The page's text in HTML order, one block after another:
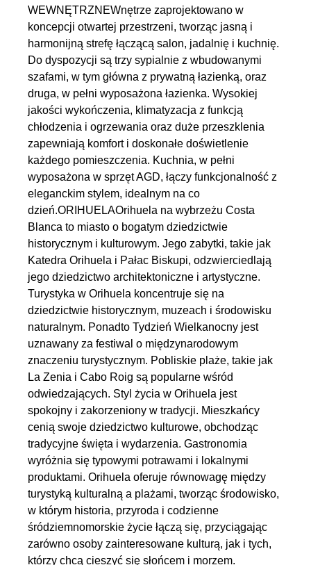
WEWNĘTRZNEWnętrze zaprojektowano w
koncepcji otwartej przestrzeni, tworząc jasną i
harmonijną strefę łączącą salon, jadalnię i kuchnię.
Do dyspozycji są trzy sypialnie z wbudowanymi
szafami, w tym główna z prywatną łazienką, oraz
druga, w pełni wyposażona łazienka. Wysokiej
jakości wykończenia, klimatyzacja z funkcją
chłodzenia i ogrzewania oraz duże przeszklenia
zapewniają komfort i doskonałe doświetlenie
każdego pomieszczenia. Kuchnia, w pełni
wyposażona w sprzęt AGD, łączy funkcjonalność z
eleganckim stylem, idealnym na co
dzień.ORIHUELAOrihuela na wybrzeżu Costa
Blanca to miasto o bogatym dziedzictwie
historycznym i kulturowym. Jego zabytki, takie jak
Katedra Orihuela i Pałac Biskupi, odzwierciedlają
jego dziedzictwo architektoniczne i artystyczne.
Turystyka w Orihuela koncentruje się na
dziedzictwie historycznym, muzeach i środowisku
naturalnym. Ponadto Tydzień Wielkanocny jest
uznawany za festiwal o międzynarodowym
znaczeniu turystycznym. Pobliskie plaże, takie jak
La Zenia i Cabo Roig są popularne wśród
odwiedzających. Styl życia w Orihuela jest
spokojny i zakorzeniony w tradycji. Mieszkańcy
cenią swoje dziedzictwo kulturowe, obchodząc
tradycyjne święta i wydarzenia. Gastronomia
wyróżnia się typowymi potrawami i lokalnymi
produktami. Orihuela oferuje równowagę między
turystyką kulturalną a plażami, tworząc środowisko,
w którym historia, przyroda i codzienne
śródziemnomorskie życie łączą się, przyciągając
zarówno osoby zainteresowane kulturą, jak i tych,
którzy chcą cieszyć się słońcem i morzem.